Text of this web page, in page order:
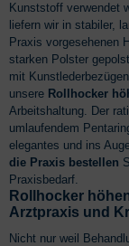
Kunststoff verwendet
liefern wir in stabiler,
Praxis vorgesehenen
starken Polster
mit
unsere Rollhocker
Arbeitshaltung. Der
umlaufendem
elegantes und ins
die Praxis bestellen
Praxisbedarf.
Rollhocker
Arztpraxis und
Nicht nur weil